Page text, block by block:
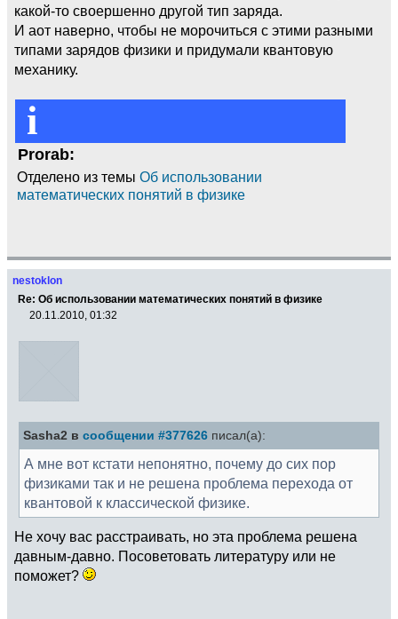
какой-то своершенно другой тип заряда.
И аот наверно, чтобы не морочиться с этими разными
типами зарядов физики и придумали квантовую
механику.
i
Prorab:
Отделено из темы Об использовании
математических понятий в физике
nestoklon
Re: Об использовании математических понятий в физике
20.11.2010, 01:32
Sasha2 в сообщении #377626 писал(а):
А мне вот кстати непонятно, почему до сих пор
физиками так и не решена проблема перехода от
квантовой к классической физике.
Не хочу вас расстраивать, но эта проблема решена
давным-давно. Посоветовать литературу или не
поможет?